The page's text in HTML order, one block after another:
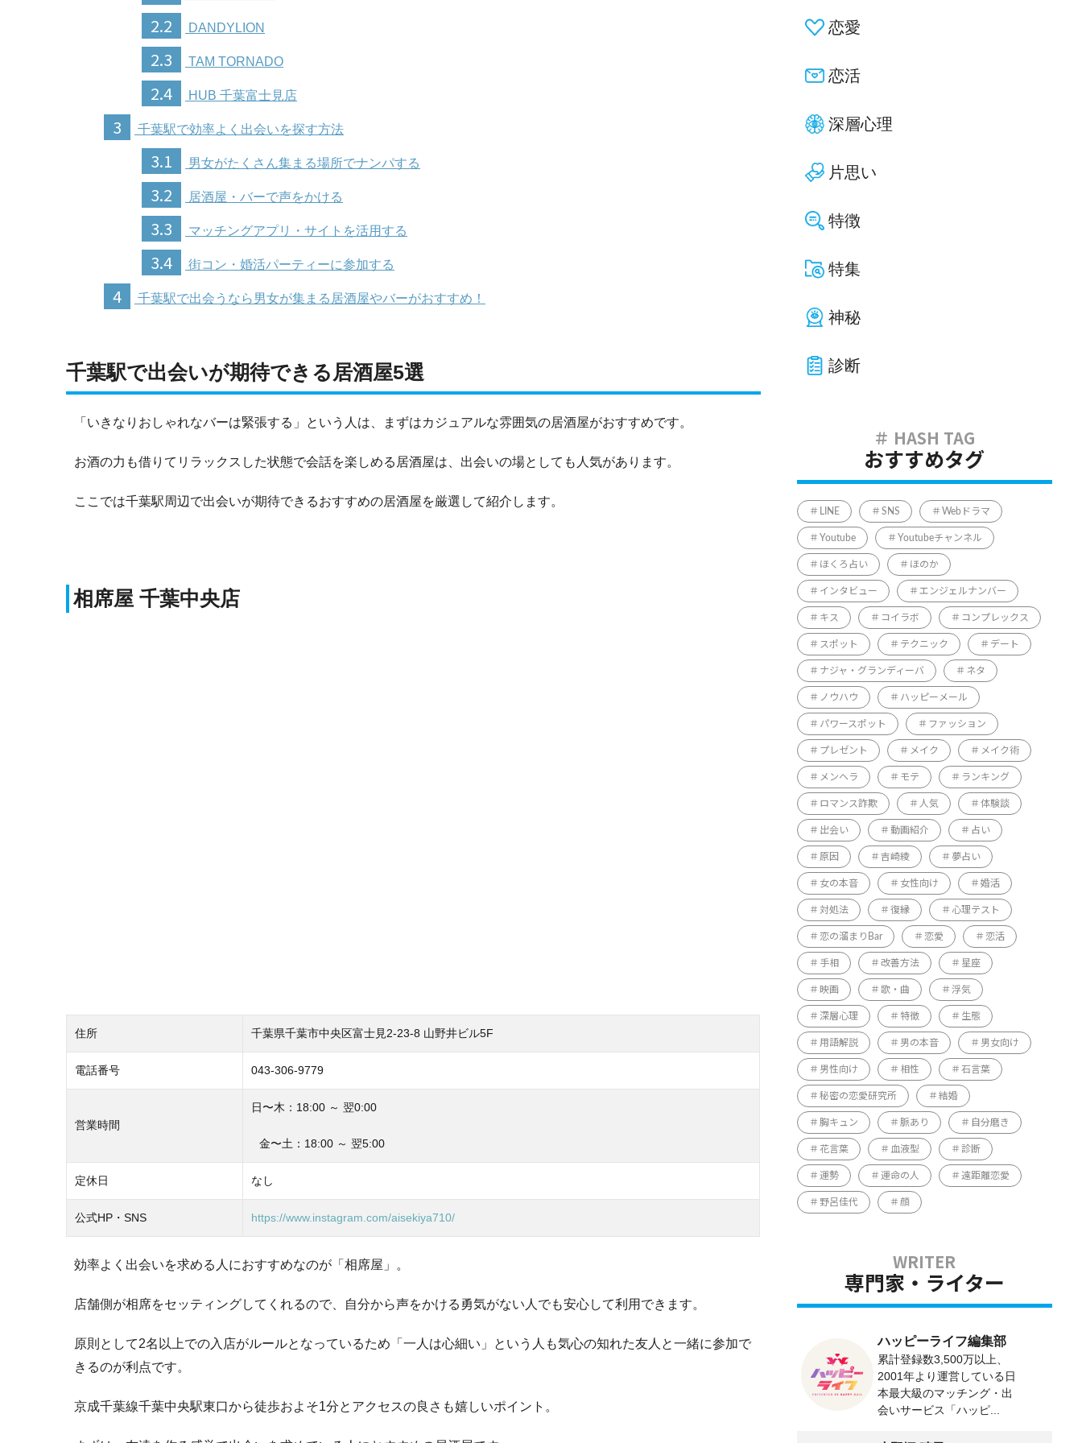
2.2 DANDYLION
2.3 TAM TORNADO
2.4 HUB 千葉富士見店
3 千葉駅で効率よく出会いを探す方法
3.1 男女がたくさん集まる場所でナンパする
3.2 居酒屋・バーで声をかける
3.3 マッチングアプリ・サイトを活用する
3.4 街コン・婚活パーティーに参加する
4 千葉駅で出会うなら男女が集まる居酒屋やバーがおすすめ！
千葉駅で出会いが期待できる居酒屋5選
「いきなりおしゃれなバーは緊張する」という人は、まずはカジュアルな雰囲気の居酒屋がおすすめです。
お酒の力も借りてリラックスした状態で会話を楽しめる居酒屋は、出会いの場としても人気があります。
ここでは千葉駅周辺で出会いが期待できるおすすめの居酒屋を厳選して紹介します。
相席屋 千葉中央店
住所 千葉県千葉市中央区富士見2-23-8 山野井ビル5F
電話番号 043-306-9779
営業時間
日〜木：18:00 ～ 翌0:00
金〜土：18:00 ～ 翌5:00
定休日 なし
公式HP・SNS https://www.instagram.com/aisekiya710/
効率よく出会いを求める人におすすめなのが「相席屋」。
店舗側が相席をセッティングしてくれるので、自分から声をかける勇気がない人でも安心して利用できます。
原則として2名以上での入店がルールとなっているため「一人は心細い」という人も気心の知れた友人と一緒に参加で
きるのが利点です。
京成千葉線千葉中央駅東口から徒歩およそ1分とアクセスの良さも嬉しいポイント。
恋愛
恋活
深層心理
片思い
特徴
特集
神秘
診断
おすすめタグ
LINE SNS Webドラマ
Youtube Youtubeチャンネル
ほくろ占い ほのか
インタビュー エンジェルナンバー
キス コイラボ コンプレックス
スポット テクニック デート
ナジャ・グランディーバ ネタ
ノウハウ ハッピーメール
パワースポット ファッション
プレゼント メイク メイク術
メンヘラ モテ ランキング
ロマンス詐欺 人気 体験談
出会い 動画紹介 占い
原因 吉崎綾 夢占い
女の本音 女性向け 婚活
対処法 復縁 心理テスト
恋の溜まりBar 恋愛 恋活
手相 改善方法 星座
映画 歌・曲 浮気
深層心理 特徴 生態
用語解説 男の本音 男女向け
男性向け 相性 石言葉
秘密の恋愛研究所 結婚
胸キュン 脈あり 自分磨き
花言葉 血液型 診断
運勢 運命の人 遠距離恋愛
野呂佳代 顔
専門家・ライター
ハッピーライフ編集部
累計登録数3,500万以上、
2001年より運営している日
本最大級のマッチング・出
会いサービス「ハッピ...